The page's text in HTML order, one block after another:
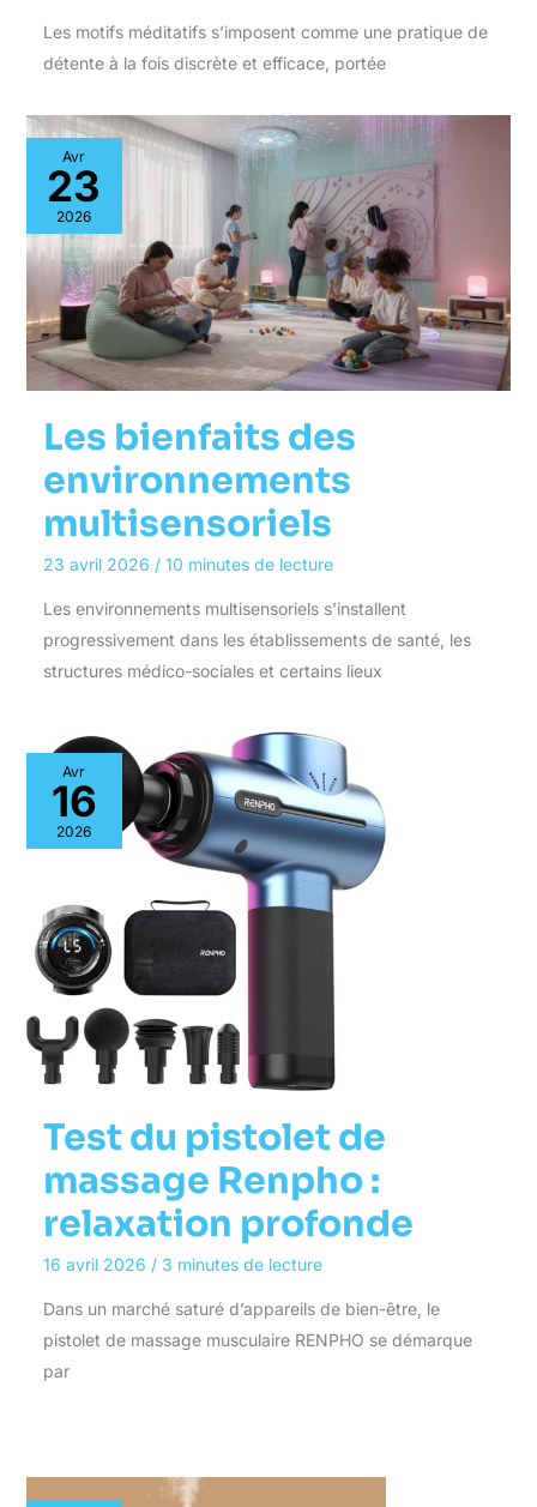
Les motifs méditatifs s’imposent comme une pratique de
détente à la fois discrète et efficace, portée
Avr
23
2026
Les bienfaits des
environnements
multisensoriels
23 avril 2026 / 10 minutes de lecture
Les environnements multisensoriels s’installent
progressivement dans les établissements de santé, les
structures médico-sociales et certains lieux
Avr
16
2026
Test du pistolet de
massage Renpho :
relaxation profonde
16 avril 2026 / 3 minutes de lecture
Dans un marché saturé d’appareils de bien-être, le
pistolet de massage musculaire RENPHO se démarque
par